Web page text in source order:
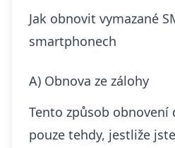
Jak obnovit vymazané
smartphonech
A) Obnova ze zálohy
Tento způsob obnovení
pouze tehdy, jestliže